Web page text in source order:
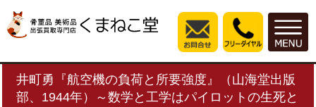
井町勇『航空機の負荷と所要強度』（山海堂出版
部、1944年）～数学と工学はパイロットの生死と